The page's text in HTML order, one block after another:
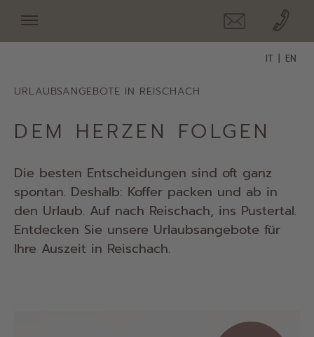
IT EN
URLAUBSANGEBOTE IN REISCHACH
DEM HERZEN FOLGEN
Die besten Entscheidungen sind oft ganz
spontan. Deshalb: Koffer packen und ab in
den Urlaub. Auf nach Reischach, ins Pustertal.
Entdecken Sie unsere Urlaubsangebote für
Ihre Auszeit in Reischach.